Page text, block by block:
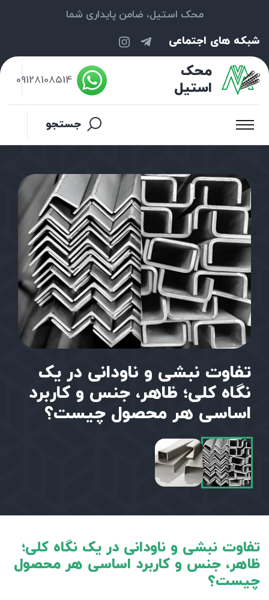
محک استیل، ضامن پایداری شما
شبکه های اجتماعی
محک
استیل
09128108514
جستجو
تفاوت نبشی و ناودانی در یک
نگاه کلی؛ ظاهر، جنس و کاربرد
اساسی هر محصول چیست؟
تفاوت نبشی و ناودانی در یک نگاه کلی؛
ظاهر، جنس و کاربرد اساسی هر محصول
چیست؟